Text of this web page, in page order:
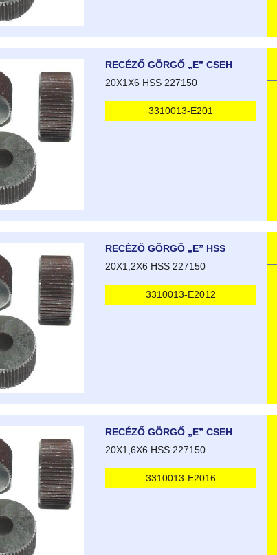
RECÉZŐ GÖRGŐ „E” CSEH
20X1X6 HSS 227150
3310013-E201
RECÉZŐ GÖRGŐ „E” HSS
20X1,2X6 HSS 227150
3310013-E2012
RECÉZŐ GÖRGŐ „E” CSEH
20X1,6X6 HSS 227150
3310013-E2016